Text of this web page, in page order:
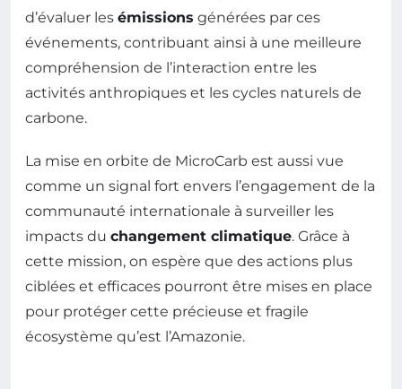
d’évaluer les émissions générées par ces
événements, contribuant ainsi à une meilleure
compréhension de l’interaction entre les
activités anthropiques et les cycles naturels de
carbone.
La mise en orbite de MicroCarb est aussi vue
comme un signal fort envers l’engagement de la
communauté internationale à surveiller les
impacts du changement climatique. Grâce à
cette mission, on espère que des actions plus
ciblées et efficaces pourront être mises en place
pour protéger cette précieuse et fragile
écosystème qu’est l’Amazonie.